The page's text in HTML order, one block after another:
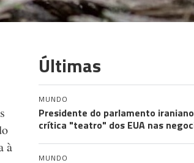
à
Últimas
MUNDO
Presidente do parlamento iraniano
crítica "teatro" dos EUA nas
MUNDO